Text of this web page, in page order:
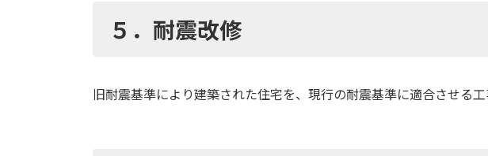
５．耐震改修
旧耐震基準により建築された住宅を、現行の耐震基準に適合させる工